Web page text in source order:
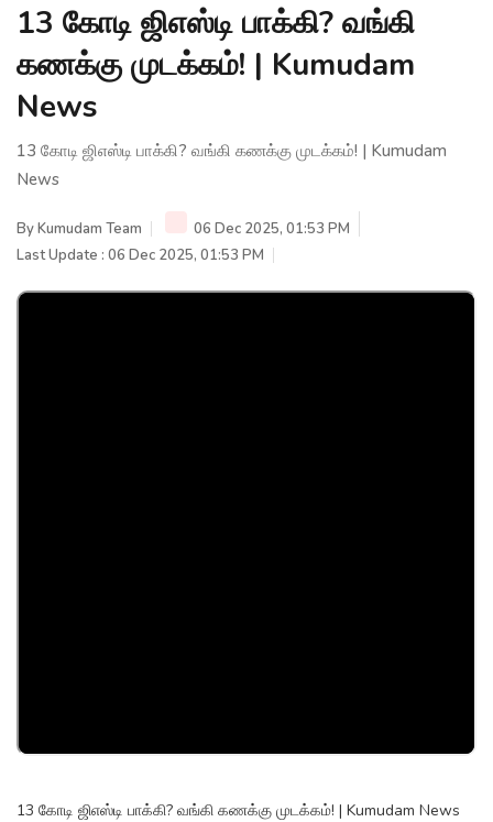
13 கோடி ஜிஎஸ்டி பாக்கி? வங்கி
கணக்கு முடக்கம்! | Kumudam
News
13 கோடி ஜிஎஸ்டி பாக்கி? வங்கி கணக்கு முடக்கம்! | Kumudam
News
ByKumudam Team
06 Dec 2025, 01:53 PM
Last Update : 06 Dec 2025, 01:53 PM
13 கோடி ஜிஎஸ்டி பாக்கி? வங்கி கணக்கு முடக்கம்! | Kumudam News